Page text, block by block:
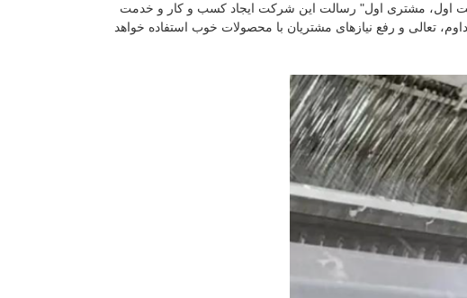
اول، مشتری اول" رسالت این شرکت ایجاد کسب و کار و خدمت
تعالی و رفع نیازهای مشتریان با محصولات خوب استفاده خواهد